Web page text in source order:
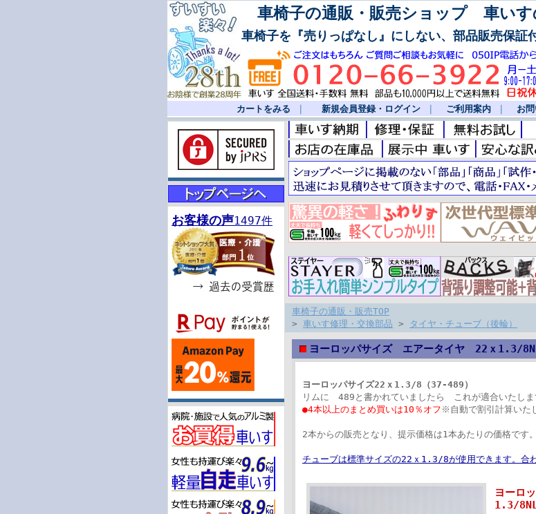
車椅子の通販・販売ショップ 車いす
車椅子を『売りっぱなし』にしない、部品販売保証
カートをみる 新規会員登録・ログイン ご利用案内 お
お客様の声1497件
車椅子の通販・販売TOP
> 車いす修理・交換部品 > タイヤ・チューブ（後輪）
ヨーロッパサイズ エアータイヤ 22ｘ1.3/
ヨーロッパサイズ22ｘ1.3/8（37-489）
リムに 489と書かれていましたら これが適合いたしま
●4本以上のまとめ買いは10％オフ ※自動で割引計算いた
2本からの販売となり、提示価格は1本あたりの価格です。
チューブは標準サイズの22ｘ1.3/8が使用できます。合
ヨーロ
1.3/